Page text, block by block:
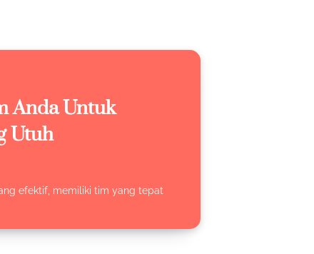
Anda Untuk
Utuh
efektif, memiliki tim yang tepat